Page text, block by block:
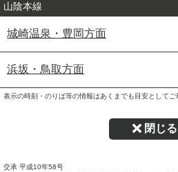
山陰本線
城崎温泉・豊岡方面
浜坂・鳥取方面
表示の時刻・のりば等の情報はあくまでも目安としてご
閉じる
交承 平成10年58号